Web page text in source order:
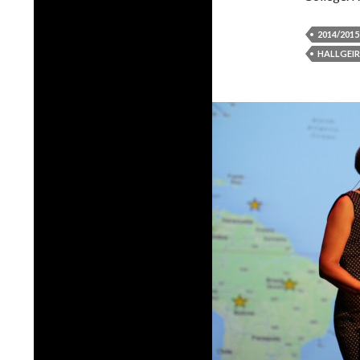
2014/2015